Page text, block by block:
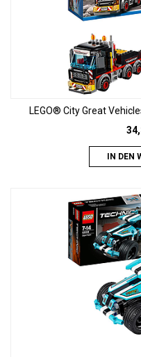
LEGO® City Great
IN DEN